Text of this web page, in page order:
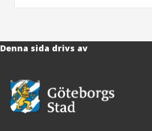
Denna sida drivs av